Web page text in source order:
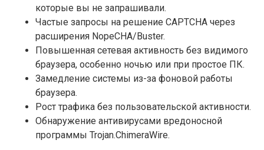
которые вы не запрашивали.
Частые запросы на решение CAPTCHA через
расширения NopeCHA/Buster.​
Повышенная сетевая активность без видимого
браузера, особенно ночью или при простое ПК.
Замедление системы из-за фоновой работы
браузера.
Рост трафика без пользовательской активности.
Обнаружение антивирусами вредоносной
программы Trojan.ChimeraWire.